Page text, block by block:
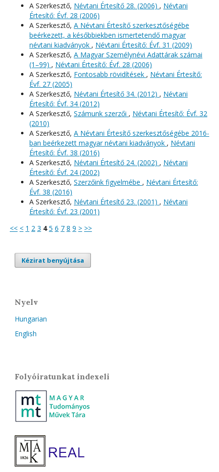
A Szerkesztő, Névtani Értesítő 28. (2006) , Névtani
Értesítő: Évf. 28 (2006)
A Szerkesztő, A Névtani Értesítő szerkesztőségébe
beérkezett, a későbbiekben ismertetendő magyar
névtani kiadványok , Névtani Értesítő: Évf. 31 (2009)
A Szerkesztő, A Magyar Személynévi Adattárak számai
(1–99) , Névtani Értesítő: Évf. 28 (2006)
A Szerkesztő, Fontosabb rövidítések , Névtani Értesítő:
Évf. 27 (2005)
A Szerkesztő, Névtani Értesítő 34. (2012) , Névtani
Értesítő: Évf. 34 (2012)
A Szerkesztő, Számunk szerzői , Névtani Értesítő: Évf. 32
(2010)
A Szerkesztő, A Névtani Értesítő szerkesztőségébe 2016-
ban beérkezett magyar névtani kiadványok , Névtani
Értesítő: Évf. 38 (2016)
A Szerkesztő, Névtani Értesítő 24. (2002) , Névtani
Értesítő: Évf. 24 (2002)
A Szerkesztő, Szerzőink figyelmébe , Névtani Értesítő:
Évf. 38 (2016)
A Szerkesztő, Névtani Értesítő 23. (2001) , Névtani
Értesítő: Évf. 23 (2001)
<< < 1 2 3 4 5 6 7 8 9 > >>
Kézirat benyújtása
Nyelv
Hungarian
English
Folyóiratunkat indexeli